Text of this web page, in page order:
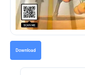
Download